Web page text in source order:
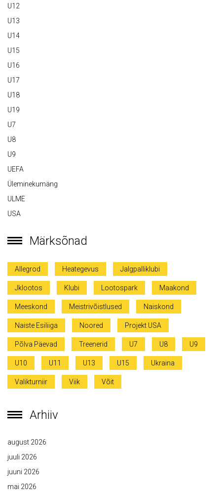
U12
U13
U14
U15
U16
U17
U18
U19
U7
U8
U9
UEFA
Üleminekumäng
ULME
USA
Märksõnad
Allegrod Heategevus Jalgpalliklubi
Jklootos Klubi Lootospark Maakond
Meeskond Meistrivõistlused Naiskond
Naiste Esiliiga Noored Projekt USA
Põlva Päevad Treenerid U7 U8 U9
U10 U11 U13 U15 Ukraina
Valikturniir Viik Võit
Arhiiv
august 2026
juuli 2026
juuni 2026
mai 2026